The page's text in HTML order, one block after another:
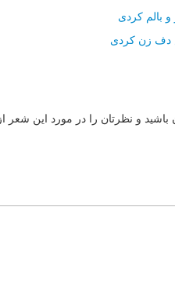
بالم کردی
دف زن کردی
باشید و نظرتان را در مورد این